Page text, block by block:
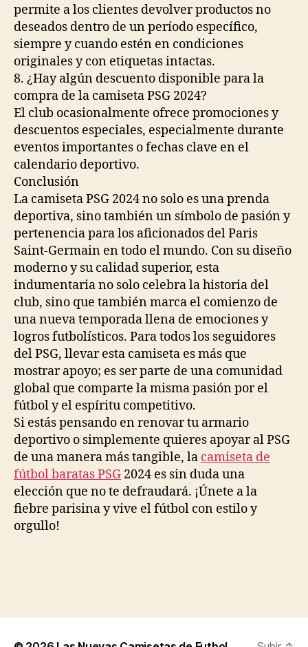
permite a los clientes devolver productos no
deseados dentro de un período específico,
siempre y cuando estén en condiciones
originales y con etiquetas intactas.
8. ¿Hay algún descuento disponible para la
compra de la camiseta PSG 2024?
El club ocasionalmente ofrece promociones y
descuentos especiales, especialmente durante
eventos importantes o fechas clave en el
calendario deportivo.
Conclusión
La camiseta PSG 2024 no solo es una prenda
deportiva, sino también un símbolo de pasión y
pertenencia para los aficionados del Paris
Saint-Germain en todo el mundo. Con su diseño
moderno y su calidad superior, esta
indumentaria no solo celebra la historia del
club, sino que también marca el comienzo de
una nueva temporada llena de emociones y
logros futbolísticos. Para todos los seguidores
del PSG, llevar esta camiseta es más que
mostrar apoyo; es ser parte de una comunidad
global que comparte la misma pasión por el
fútbol y el espíritu competitivo.
Si estás pensando en renovar tu armario
deportivo o simplemente quieres apoyar al PSG
de una manera más tangible, la camiseta de
fútbol baratas PSG 2024 es sin duda una
elección que no te defraudará. ¡Únete a la
fiebre parisina y vive el fútbol con estilo y
orgullo!